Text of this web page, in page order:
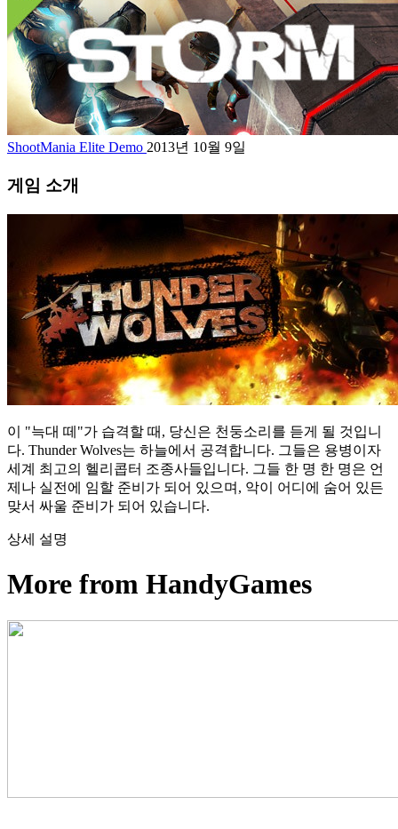
ShootMania Elite Demo 2013년 10월 9일
게임 소개
이 "늑대 떼"가 습격할 때, 당신은 천둥소리를 듣게 될 것입니
다. Thunder Wolves는 하늘에서 공격합니다. 그들은 용병이자
세계 최고의 헬리콥터 조종사들입니다. 그들 한 명 한 명은 언
제나 실전에 임할 준비가 되어 있으며, 악이 어디에 숨어 있든
맞서 싸울 준비가 되어 있습니다.
상세 설명
More from HandyGames